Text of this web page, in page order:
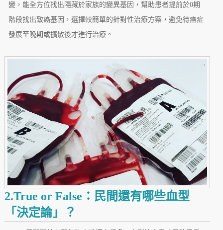
變，能全方位找出隱藏於家族的變異基因，幫助患者提前於0期
階段找出致癌基因，選擇較簡單的針對性治療方案，避免待癌症
發展至晚期或擴散後才進行治療。
2.True or False：民間還有哪些血型
「決定論」？